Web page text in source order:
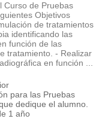
Curso de Pruebas
Objetivos
de tratamientos
identificando las
función de las
tratamiento. - Realizar
en función ...
para las Pruebas
dedique el alumno.
1 año